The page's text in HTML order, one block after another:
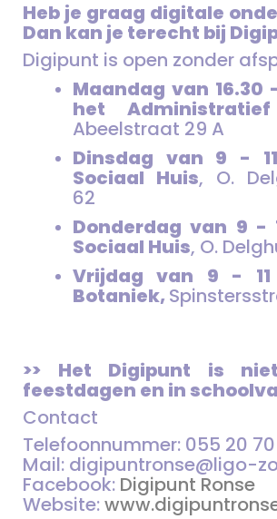
Heb je graag digitale
Dan kan je terecht bij
Digipunt is open zonder
Maandag van 16.30
het
Abeelstraat 29 A
Dinsdag van 9 -
Sociaal Huis, O.
62
Donderdag van 9 -
Sociaal Huis, O.
Vrijdag van 9 -
Botaniek,
>> Het Digipunt is
feestdagen en in
Contact
Telefoonnummer: 055 20 70
Mail: digipuntronse@ligo-
Facebook: Digipunt Ronse
Website: